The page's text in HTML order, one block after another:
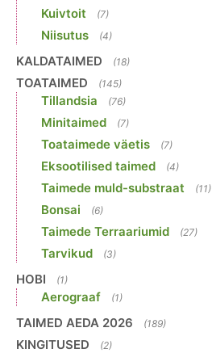
Kuivtoit (7)
Niisutus (4)
KALDATAIMED (18)
TOATAIMED (145)
Tillandsia (76)
Minitaimed (7)
Toataimede väetis (7)
Eksootilised taimed (4)
Taimede muld-substraat (11)
Bonsai (6)
Taimede Terraariumid (27)
Tarvikud (3)
HOBI (1)
Aerograaf (1)
TAIMED AEDA 2026 (189)
KINGITUSED (2)